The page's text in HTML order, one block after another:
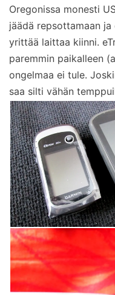
Oregonissa monesti
jäädä repsottamaan
yrittää laittaa kiinni.
paremmin paikalleen
ongelmaa ei tule.
saa silti vähän